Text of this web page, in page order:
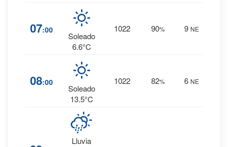
07:00
Soleado
6.6°C
1022 90% 9 NE
08:00
Soleado
13.5°C
1022 82% 6 NE
Lluvia